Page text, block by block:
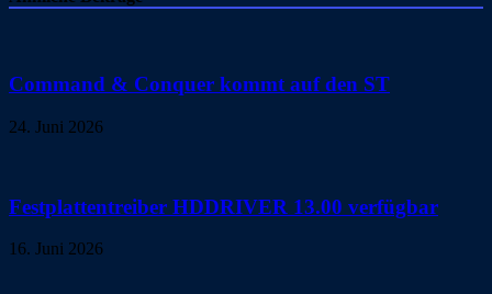
Command & Conquer kommt auf den ST
24. Juni 2026
Festplattentreiber HDDRIVER 13.00 verfügbar
16. Juni 2026